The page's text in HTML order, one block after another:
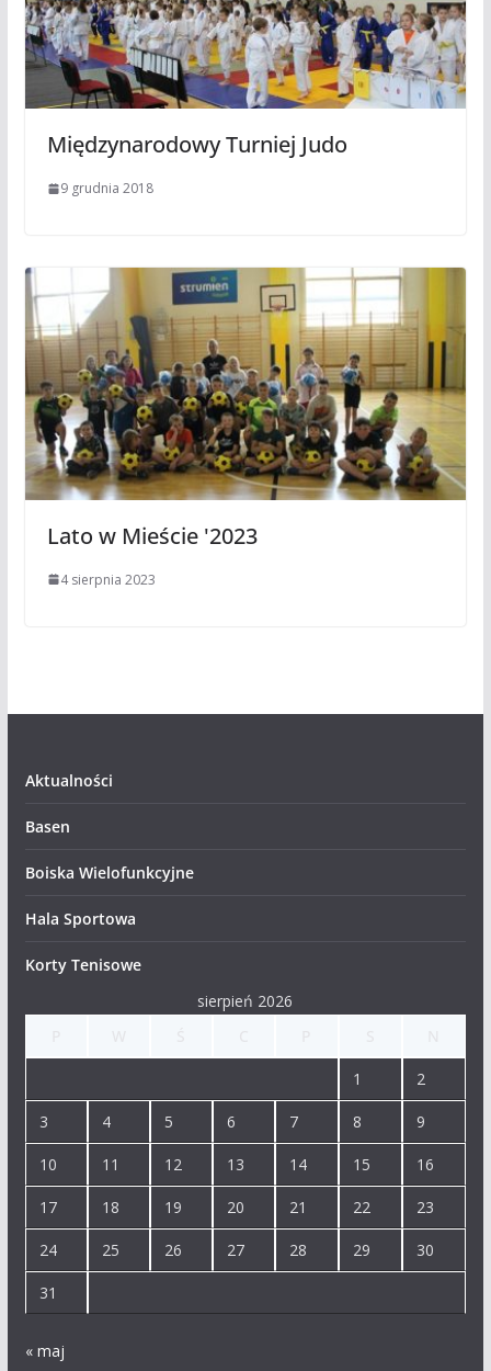
Międzynarodowy Turniej Judo
9 grudnia 2018
Lato w Mieście '2023
4 sierpnia 2023
Aktualności
Basen
Boiska Wielofunkcyjne
Hala Sportowa
Korty Tenisowe
sierpień 2026
1 2
3 4 5 6 7 8 9
10 11 12 13 14 15 16
17 18 19 20 21 22 23
24 25 26 27 28 29 30
31
« maj